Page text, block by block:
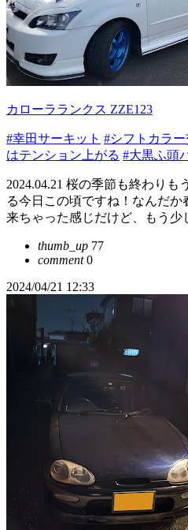
カローラランクス ZZE123
#幸田サーキット #シフトカラー
はテンション上がる #大黒ふ頭
2024.04.21 桜の季節も終わりも
る今日この頃ですね！なんだ
来ちゃった感じだけど、もう少
thumb_up 77
comment0
2024/04/21 12:33